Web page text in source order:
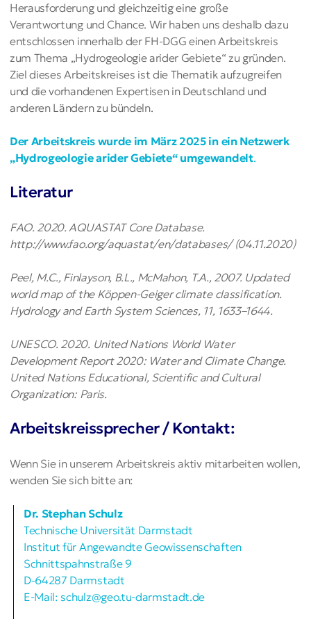
Herausforderung und gleichzeitig eine große
Verantwortung und Chance. Wir haben uns deshalb dazu
entschlossen innerhalb der FH-DGG einen Arbeitskreis
zum Thema „Hydrogeologie arider Gebiete“ zu gründen.
Ziel dieses Arbeitskreises ist die Thematik aufzugreifen
und die vorhandenen Expertisen in Deutschland und
anderen Ländern zu bündeln.
Der Arbeitskreis wurde im März 2025 in ein Netzwerk
„Hydrogeologie arider Gebiete“ umgewandelt.
Literatur
FAO. 2020. AQUASTAT Core Database.
http://www.fao.org/aquastat/en/databases/ (04.11.2020)
Peel, M.C., Finlayson, B.L., McMahon, T.A., 2007. Updated
world map of the Köppen-Geiger climate classification.
Hydrology and Earth System Sciences, 11, 1633–1644.
UNESCO. 2020. United Nations World Water
Development Report 2020: Water and Climate Change.
United Nations Educational, Scientific and Cultural
Organization: Paris.
Arbeitskreissprecher / Kontakt:
Wenn Sie in unserem Arbeitskreis aktiv mitarbeiten wollen,
wenden Sie sich bitte an:
Dr. Stephan Schulz
Technische Universität Darmstadt
Institut für Angewandte Geowissenschaften
Schnittspahnstraße 9
D-64287 Darmstadt
E-Mail: schulz@geo.tu-darmstadt.de